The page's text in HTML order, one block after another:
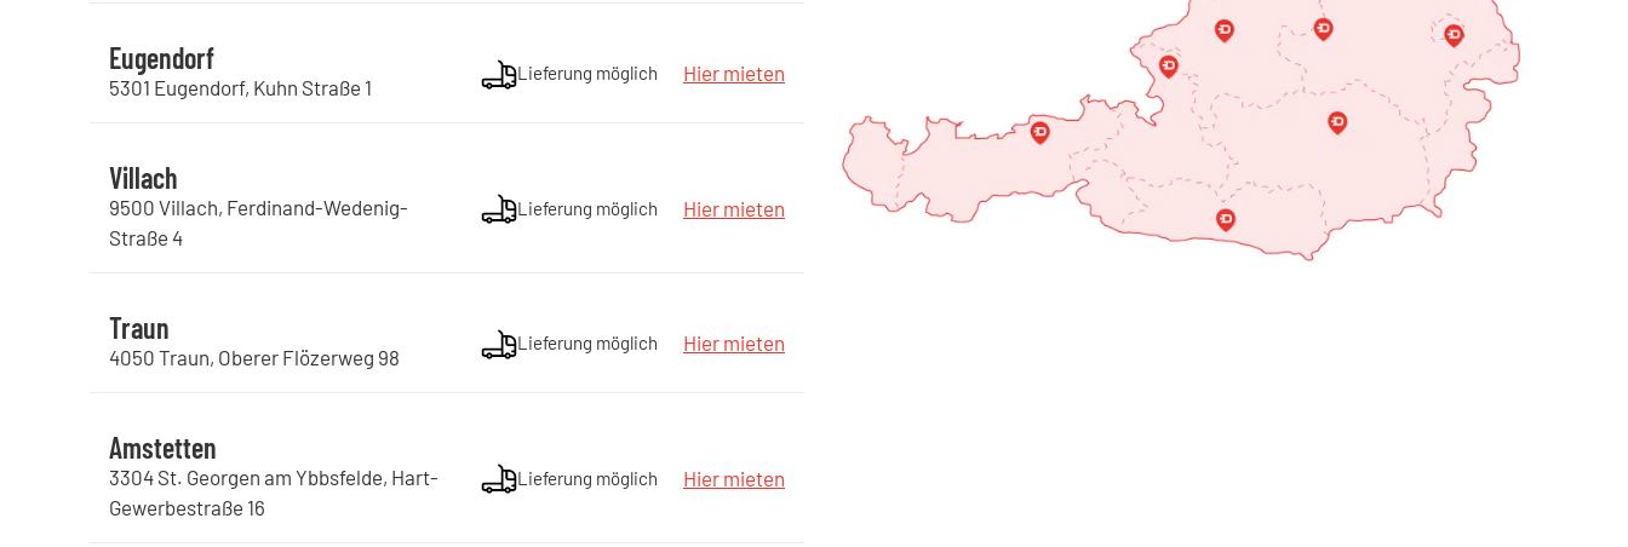
Eugendorf
5301 Eugendorf, Kuhn Straße 1
Lieferung möglich Hier mieten
Villach
9500 Villach, Ferdinand-Wedenig-
Straße 4
Lieferung möglich Hier mieten
Traun
4050 Traun, Oberer Flözerweg 98
Lieferung möglich Hier mieten
Amstetten
3304 St. Georgen am Ybbsfelde, Hart-
Gewerbestraße 16
Lieferung möglich Hier mieten